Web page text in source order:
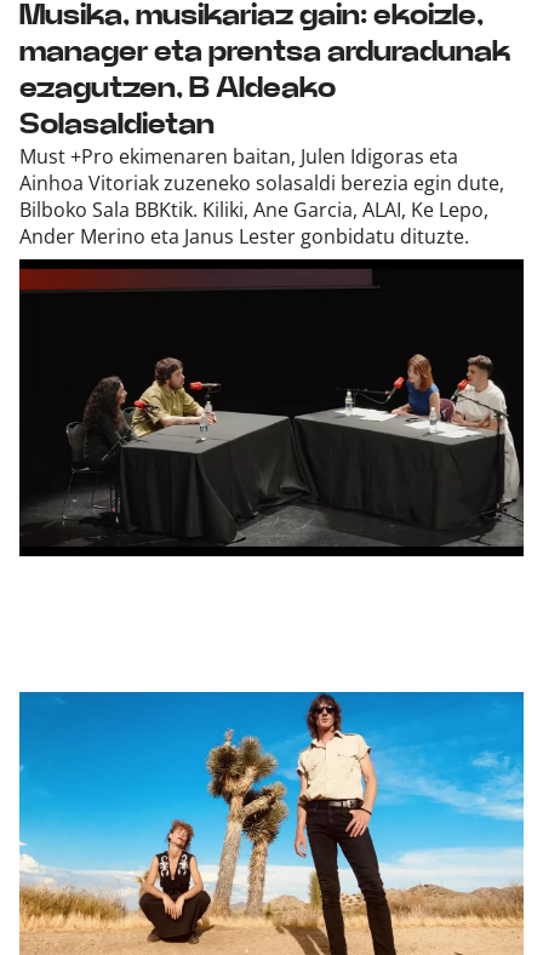
Musika, musikariaz gain: ekoizle,
manager eta prentsa arduradunak
ezagutzen, B Aldeako
Solasaldietan
Must +Pro ekimenaren baitan, Julen Idigoras eta
Ainhoa Vitoriak zuzeneko solasaldi berezia egin dute,
Bilboko Sala BBKtik. Kiliki, Ane Garcia, ALAI, Ke Lepo,
Ander Merino eta Janus Lester gonbidatu dituzte.